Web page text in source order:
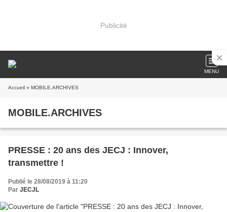
Publicité
MENU
Accueil » MOBILE.ARCHIVES
MOBILE.ARCHIVES
PRESSE : 20 ans des JECJ : Innover,
transmettre !
Publié le 28/08/2019 à 11:20
Par JECJL